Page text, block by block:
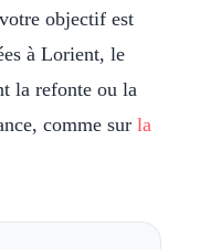
objectif est
à Lorient, le
la refonte ou la
comme sur la